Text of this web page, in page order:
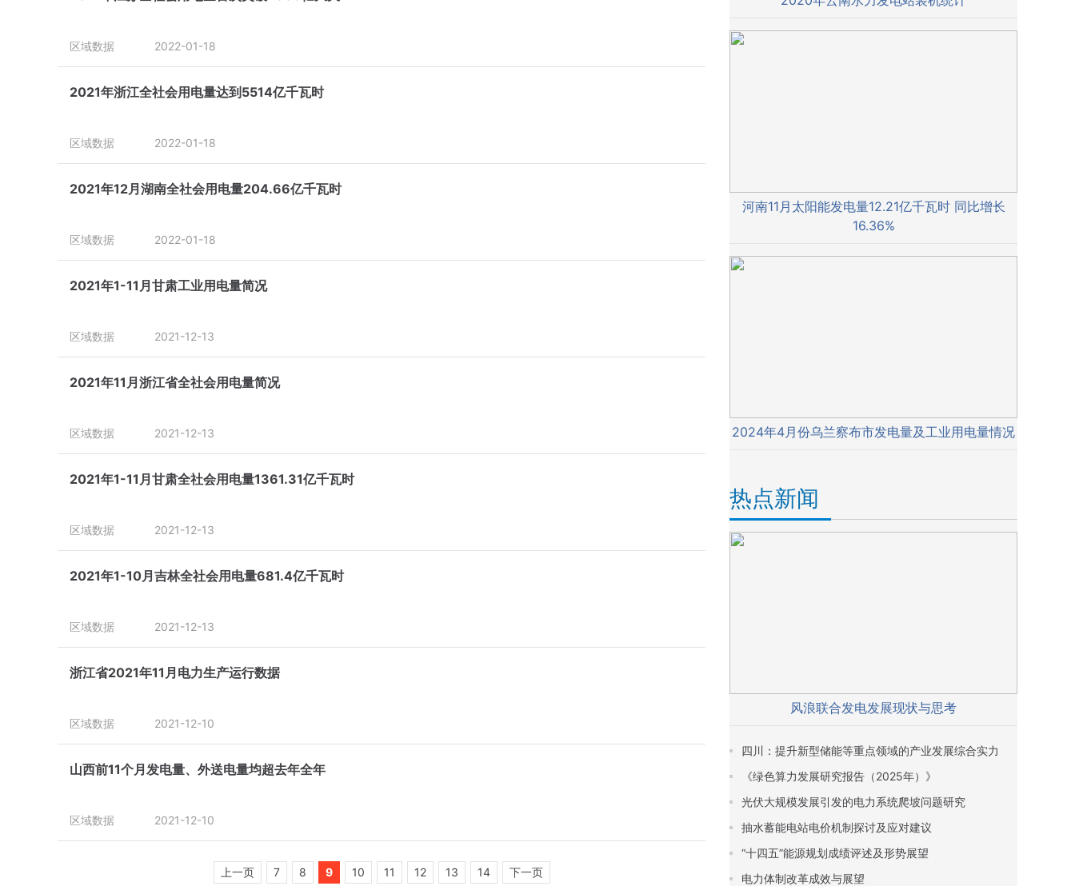
区域数据 2022-01-18
2021年浙江全社会用电量达到5514亿千瓦时
区域数据 2022-01-18
2021年12月湖南全社会用电量204.66亿千瓦时
区域数据 2022-01-18
2021年1-11月甘肃工业用电量简况
区域数据 2021-12-13
2021年11月浙江省全社会用电量简况
区域数据 2021-12-13
2021年1-11月甘肃全社会用电量1361.31亿千瓦时
区域数据 2021-12-13
2021年1-10月吉林全社会用电量681.4亿千瓦时
区域数据 2021-12-13
浙江省2021年11月电力生产运行数据
区域数据 2021-12-10
山西前11个月发电量、外送电量均超去年全年
区域数据 2021-12-10
上一页 7 8 9 10 11 12 13 14 下一页
河南11月太阳能发电量12.21亿千瓦时 同比增长
16.36%
2024年4月份乌兰察布市发电量及工业用电量情况
热点新闻
风浪联合发电发展现状与思考
四川：提升新型储能等重点领域的产业发展综合实力
《绿色算力发展研究报告（2025年）》
光伏大规模发展引发的电力系统爬坡问题研究
抽水蓄能电站电价机制探讨及应对建议
“十四五”能源规划成绩评述及形势展望
电力体制改革成效与展望